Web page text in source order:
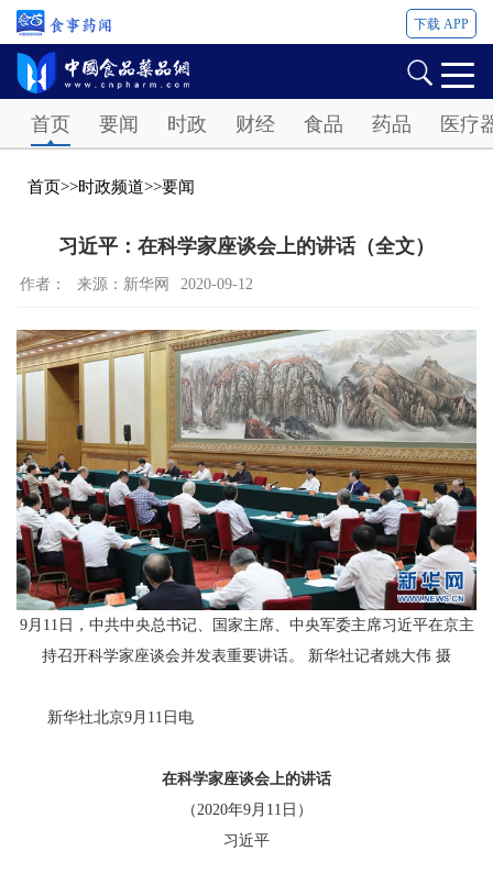
下载 APP
首页 要闻 时政 财经 食品 药品 医疗
首页>>时政频道>>要闻
习近平：在科学家座谈会上的讲话（全文）
作者： 来源：新华网 2020-09-12
9月11日，中共中央总书记、国家主席、中央军委主席习近平在京主
持召开科学家座谈会并发表重要讲话。 新华社记者姚大伟 摄
新华社北京9月11日电
在科学家座谈会上的讲话
（2020年9月11日）
习近平